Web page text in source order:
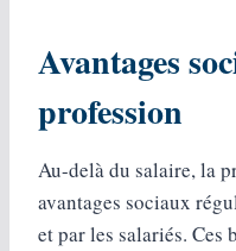
Avantages
profession
Au-delà du salaire, la
avantages sociaux
et par les salariés. Ces